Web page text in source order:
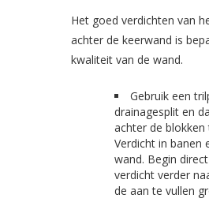
Het goed verdichten van
achter de keerwand is
kwaliteit van de wand.
Gebruik een
drainagesplit en
achter de blokken
Verdicht in banen
wand. Begin
verdicht verder
de aan te vullen